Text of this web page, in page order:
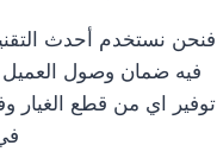
فنحن نستخدم أحدث
فيه ضمان وصول
توفير اي من قطع الغيار